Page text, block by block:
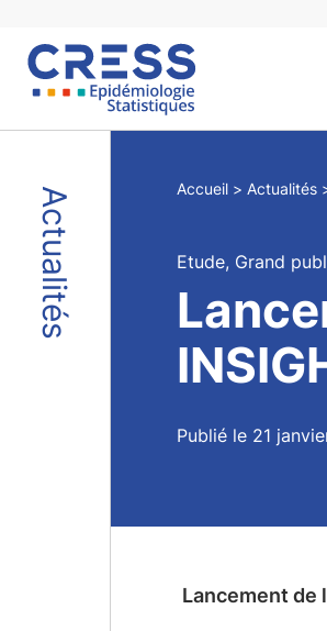
Actualités Accueil Actualités
Etude, Grand
Publié le 21
Lancement de